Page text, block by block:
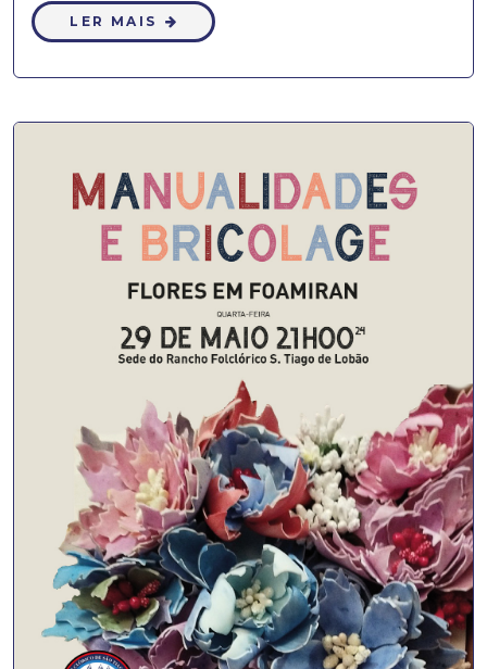
LER MAIS